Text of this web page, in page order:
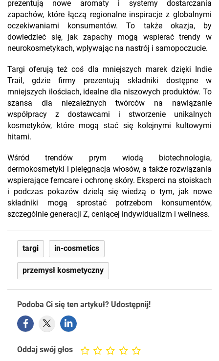
prezentują nowe aromaty i systemy dostarczania
zapachów, które łączą regionalne inspiracje z globalnymi
oczekiwaniami konsumentów. To także okazja, by
dowiedzieć się, jak zapachy mogą wspierać trendy w
neurokosmetykach, wpływając na nastrój i samopoczucie.
Targi oferują też coś dla mniejszych marek dzięki Indie
Trail, gdzie firmy prezentują składniki dostępne w
mniejszych ilościach, idealne dla niszowych produktów. To
szansa dla niezależnych twórców na nawiązanie
współpracy z dostawcami i stworzenie unikalnych
kosmetyków, które mogą stać się kolejnymi kultowymi
hitami.
Wśród trendów prym wiodą biotechnologia,
dermokosmetyki i pielęgnacja włosów, a także rozwiązania
wspierające femcare i ochronę skóry. Eksperci na stoiskach
i podczas pokazów dzielą się wiedzą o tym, jak nowe
składniki mogą sprostać potrzebom konsumentów,
szczególnie generacji Z, ceniącej indywidualizm i wellness.
targi in-cosmetics
przemysł kosmetyczny
Podoba Ci się ten artykuł? Udostępnij!
Oddaj swój głos